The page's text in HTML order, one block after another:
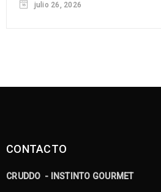
JUL
Logo light 3
julio 26, 2026
CONTACTO
CRUDDO - INSTINTO GOURMET